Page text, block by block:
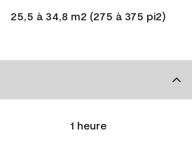
25,5 à 34,8 m2 (275 à 375 pi2)
1 heure